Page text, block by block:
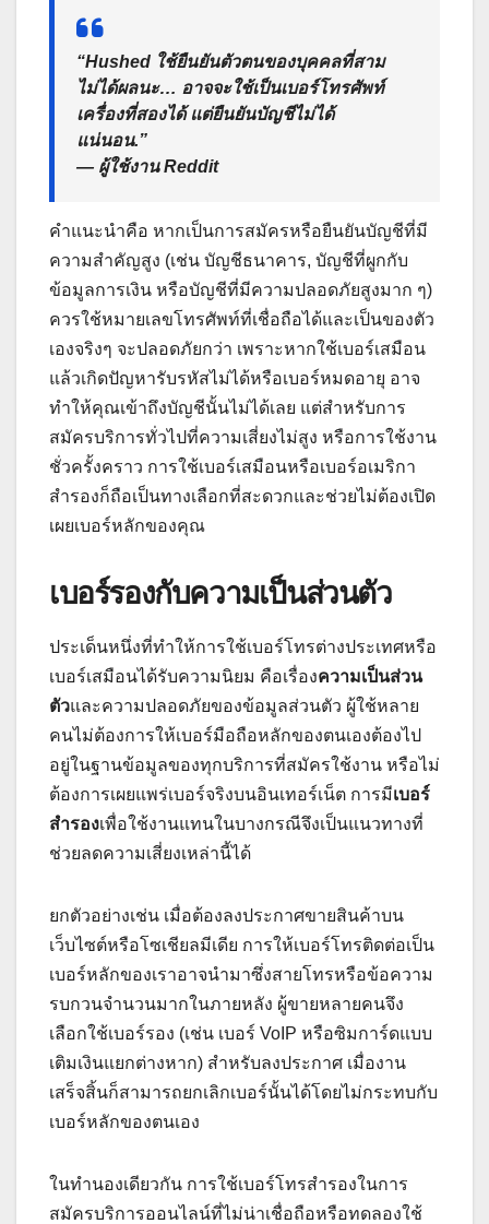
“Hushed ใช้ยืนยันตัวตนของบุคคลที่สาม
ไม่ได้ผลนะ… อาจจะใช้เป็นเบอร์โทรศัพท์
เครื่องที่สองได้ แต่ยืนยันบัญชีไม่ได้
แน่นอน.”
— ผู้ใช้งาน Reddit
คำแนะนำคือ หากเป็นการสมัครหรือยืนยันบัญชีที่มี
ความสำคัญสูง (เช่น บัญชีธนาคาร, บัญชีที่ผูกกับ
ข้อมูลการเงิน หรือบัญชีที่มีความปลอดภัยสูงมาก ๆ)
ควรใช้หมายเลขโทรศัพท์ที่เชื่อถือได้และเป็นของตัว
เองจริงๆ จะปลอดภัยกว่า เพราะหากใช้เบอร์เสมือน
แล้วเกิดปัญหารับรหัสไม่ได้หรือเบอร์หมดอายุ อาจ
ทำให้คุณเข้าถึงบัญชีนั้นไม่ได้เลย แต่สำหรับการ
สมัครบริการทั่วไปที่ความเสี่ยงไม่สูง หรือการใช้งาน
ชั่วครั้งคราว การใช้เบอร์เสมือนหรือเบอร์อเมริกา
สำรองก็ถือเป็นทางเลือกที่สะดวกและช่วยไม่ต้องเปิด
เผยเบอร์หลักของคุณ
เบอร์รองกับความเป็นส่วนตัว
ประเด็นหนึ่งที่ทำให้การใช้เบอร์โทรต่างประเทศหรือ
เบอร์เสมือนได้รับความนิยม คือเรื่องความเป็นส่วน
ตัวและความปลอดภัยของข้อมูลส่วนตัว ผู้ใช้หลาย
คนไม่ต้องการให้เบอร์มือถือหลักของตนเองต้องไป
อยู่ในฐานข้อมูลของทุกบริการที่สมัครใช้งาน หรือไม่
ต้องการเผยแพร่เบอร์จริงบนอินเทอร์เน็ต การมีเบอร์
สำรองเพื่อใช้งานแทนในบางกรณีจึงเป็นแนวทางที่
ช่วยลดความเสี่ยงเหล่านี้ได้
ยกตัวอย่างเช่น เมื่อต้องลงประกาศขายสินค้าบน
เว็บไซต์หรือโซเชียลมีเดีย การให้เบอร์โทรติดต่อเป็น
เบอร์หลักของเราอาจนำมาซึ่งสายโทรหรือข้อความ
รบกวนจำนวนมากในภายหลัง ผู้ขายหลายคนจึง
เลือกใช้เบอร์รอง (เช่น เบอร์ VoIP หรือซิมการ์ดแบบ
เติมเงินแยกต่างหาก) สำหรับลงประกาศ เมื่องาน
เสร็จสิ้นก็สามารถยกเลิกเบอร์นั้นได้โดยไม่กระทบกับ
เบอร์หลักของตนเอง
ในทำนองเดียวกัน การใช้เบอร์โทรสำรองในการ
สมัครบริการออนไลน์ที่ไม่น่าเชื่อถือหรือทดลองใช้